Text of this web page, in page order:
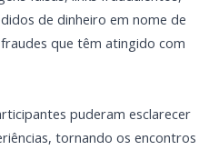
o apoio do COMUDI
deu continuidade, nesta
"Não Caia em Golpes!
se", com encontros
de Novo Três Passos e no